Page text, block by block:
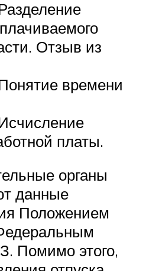
Отзыв из
времени
платы.
органы
данные
Положением
Помимо этого,